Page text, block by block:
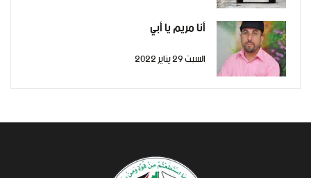
أنا مريم يا أبي
السبت 29 يناير 2022